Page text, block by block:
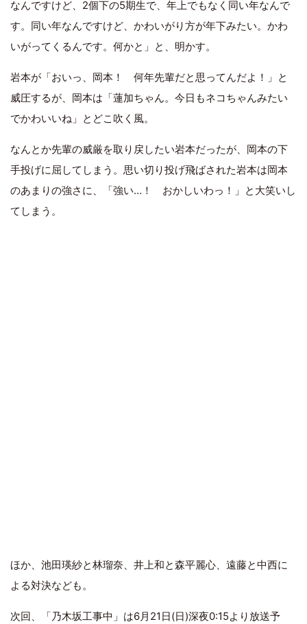
なんですけど、2個下の5期生で、年上でもなく同い年なんで
す。同い年なんですけど、かわいがり方が年下みたい。かわ
いがってくるんです。何かと」と、明かす。
岩本が「おいっ、岡本！ 何年先輩だと思ってんだよ！」と
威圧するが、岡本は「蓮加ちゃん。今日もネコちゃんみたい
でかわいいね」とどこ吹く風。
なんとか先輩の威厳を取り戻したい岩本だったが、岡本の下
手投げに屈してしまう。思い切り投げ飛ばされた岩本は岡本
のあまりの強さに、「強い…！ おかしいわっ！」と大笑いし
てしまう。
ほか、池田瑛紗と林瑠奈、井上和と森平麗心、遠藤と中西に
よる対決なども。
次回、「乃木坂工事中」は6月21日(日)深夜0:15より放送予